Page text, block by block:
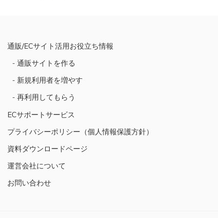
ゲ
ー
シ
ョ
ン
通販/ECサイト活用お役立ち情報
通販サイトを作る
新規利用者を増やす
再利用してもらう
ECサポートサービス
プライバシーポリシー（個人情報保護方針）
資料ダウンロードページ
運営会社について
お問い合わせ